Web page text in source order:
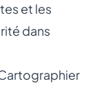
et les
dans